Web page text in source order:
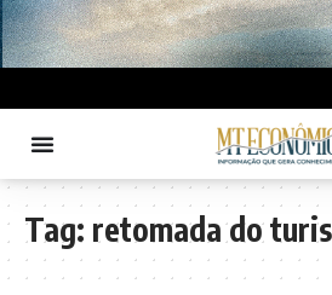
Tag: retomada do